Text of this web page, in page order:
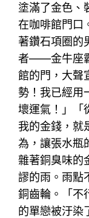
塗滿了金色、
在咖啡館門口
著鑽石項圈的
者——金牛座
館的門，大聲
勢！我已經用
壞運氣！」「
我的金錢，就
為，讓張水瓶
雜著銅臭味的
謬的雨。雨點
銅齒輪。「不
的單戀被汙染